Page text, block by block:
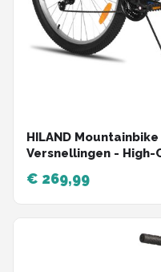
HILAND
Versnellingen - High-
€ 269,99